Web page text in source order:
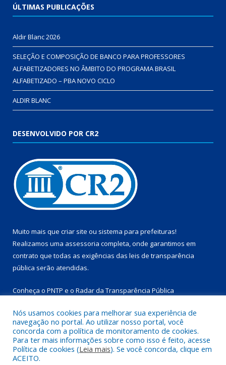
ÚLTIMAS PUBLICAÇÕES
Aldir Blanc 2026
SELEÇÃO E COMPOSIÇÃO DE BANCO PARA PROFESSORES
ALFABETIZADORES NO ÂMBITO DO PROGRAMA BRASIL
ALFABETIZADO – PBA NOVO CICLO
ALDIR BLANC
DESENVOLVIDO POR CR2
Muito mais que criar site ou sistema para prefeituras!
Realizamos uma assessoria completa, onde garantimos em
contrato que todas as exigências das leis de transparência
pública serão atendidas.
Conheça o PNTP e o Radar da Transparência Pública
Todos os direitos reservados a Prefeitura Municipal de
Marapanim.
Nós usamos cookies para melhorar sua experiência de
navegação no portal. Ao utilizar nosso portal, você
concorda com a política de monitoramento de cookies.
Para ter mais informações sobre como isso é feito, acesse
Política de cookies (Leia mais). Se você concorda, clique em
ACEITO.